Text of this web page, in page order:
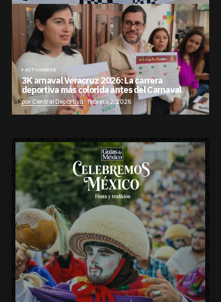
ACTIVIDADES
3K arnaval Veracruz 2026: La carrera
deportiva más colorida antes del Carnaval
por Central Deportiva febrero 2, 2026